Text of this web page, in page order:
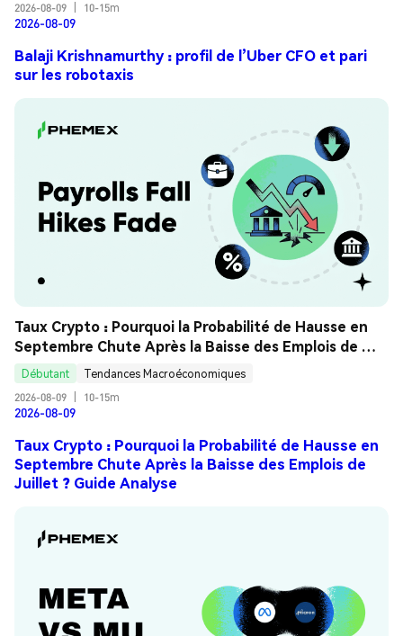
2026-08-09
10-15m
2026-08-09
Balaji Krishnamurthy : profil de l’Uber CFO et pari
sur les robotaxis
Taux Crypto : Pourquoi la Probabilité de Hausse en
Septembre Chute Après la Baisse des Emplois de
Juillet ? Guide Analyse
Débutant
Tendances Macroéconomiques
2026-08-09
10-15m
2026-08-09
Taux Crypto : Pourquoi la Probabilité de Hausse en
Septembre Chute Après la Baisse des Emplois de
Juillet ? Guide Analyse